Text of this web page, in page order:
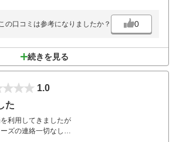
の口コミは参考になりましたか？ 0
続きを見る
1.0
た
利用してきましたが
ズの連絡一切なし